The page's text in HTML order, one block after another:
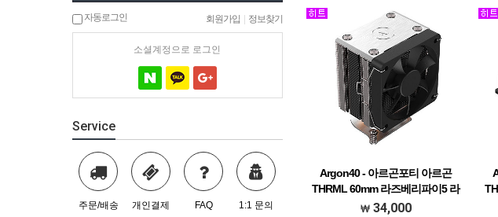
Argon40 - 아르곤포티 아르곤
THRML 60mm 라즈베리파이5 라
디에이터 쿨러 [재고보유]
34,000
자동로그인 회원가입 정보찾기
소셜계정으로 로그인
Service
주문/배송 개인결제 FAQ 1:1 문의